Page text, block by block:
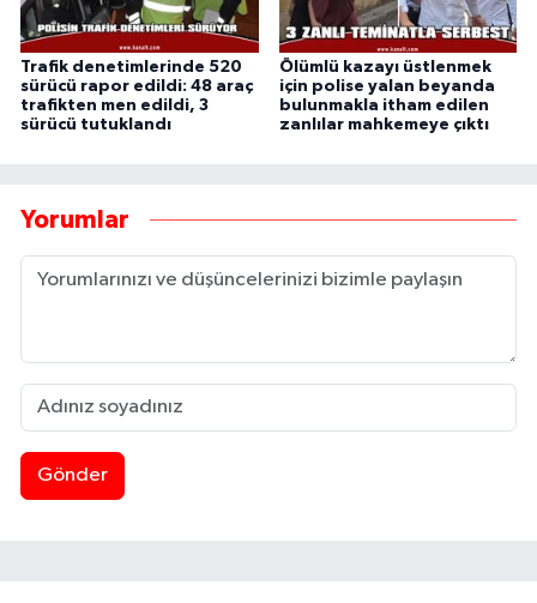
Trafik denetimlerinde 520
sürücü rapor edildi: 48 araç
trafikten men edildi, 3
sürücü tutuklandı
Ölümlü kazayı üstlenmek
için polise yalan beyanda
bulunmakla itham edilen
zanlılar mahkemeye çıktı
Yorumlar
Gönder